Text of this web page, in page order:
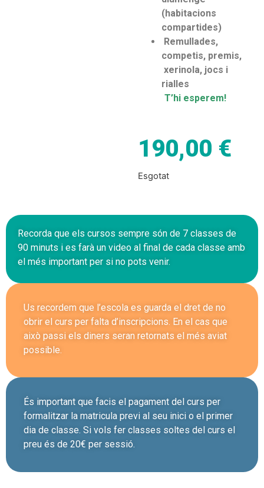
(habitacions
compartides)
Remullades,
competis, premis,
xerinola, jocs i
rialles
T’hi esperem!
190,00 €
Esgotat
Recorda que els cursos sempre són de 7 classes de
90 minuts i es farà un video al final de cada classe amb
el més important per si no pots venir.
Us recordem que l’escola es guarda el dret de no
obrir el curs per falta d’inscripcions. En el cas que
això passi els diners seran retornats el més aviat
possible.
És important que facis el pagament del curs per
formalitzar la matricula previ al seu inici o el primer
dia de classe. Si vols fer classes soltes del curs el
preu és de 20€ per sessió.